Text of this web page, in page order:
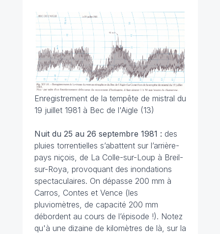
Enregistrement de la tempête de mistral du
19 juillet 1981 à Bec de l'Aigle (13)
Nuit du 25 au 26 septembre 1981 : des
pluies torrentielles s’abattent sur l’arrière-
pays niçois, de La Colle-sur-Loup à Breil-
sur-Roya, provoquant des inondations
spectaculaires. On dépasse 200 mm à
Carros, Contes et Vence (les
pluviomètres, de capacité 200 mm
débordent au cours de l’épisode !). Notez
qu'à une dizaine de kilomètres de là, sur la